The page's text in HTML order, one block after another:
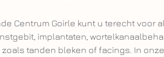
Centrum Goirle kunt u terecht voor
implantaten,
tanden bleken of facings. In